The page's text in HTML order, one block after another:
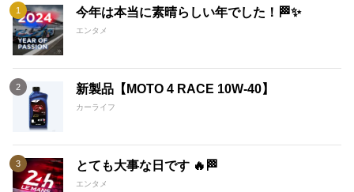
今年は本当に素晴らしい年でした！🏁✨
エンタメ
新製品【MOTO 4 RACE 10W-40】
カーライフ
とても大事な日です 🔥🏁
エンタメ